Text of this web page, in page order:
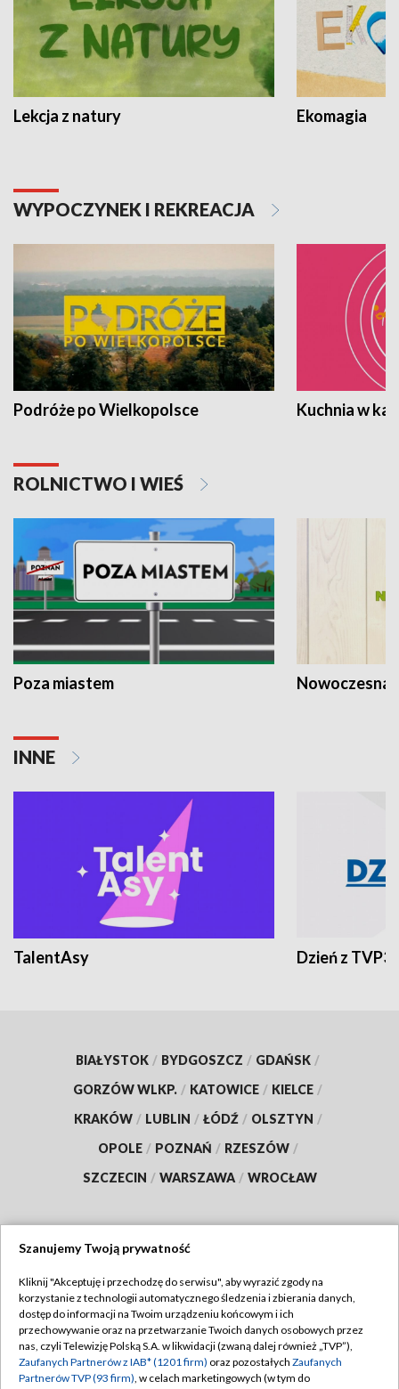
Lekcja z natury Ekomagia
WYPOCZYNEK I REKREACJA
Podróże po Wielkopolsce Kuchnia w
ROLNICTWO I WIEŚ
Poza miastem Nowoczesna
INNE
TalentAsy Dzień z TVP3
BIAŁYSTOK / BYDGOSZCZ / GDAŃSK /
GORZÓW WLKP. / KATOWICE / KIELCE /
KRAKÓW / LUBLIN / ŁÓDŹ / OLSZTYN /
OPOLE / POZNAŃ / RZESZÓW /
SZCZECIN / WARSZAWA / WROCŁAW
TVP
Abonament TVP
Emisja w TVP
Regulamin TVP
Polityka prywatności
Szanujemy Twoją prywatność
Kliknij "Akceptuję i przechodzę do serwisu", aby wyrazić zgody na
korzystanie z technologii automatycznego śledzenia i zbierania danych,
dostęp do informacji na Twoim urządzeniu końcowym i ich
przechowywanie oraz na przetwarzanie Twoich danych osobowych przez
nas, czyli Telewizję Polską S.A. w likwidacji (zwaną dalej również „TVP”),
Zaufanych Partnerów z IAB* (1201 firm) oraz pozostałych Zaufanych
Partnerów TVP (93 firm), w celach marketingowych (w tym do